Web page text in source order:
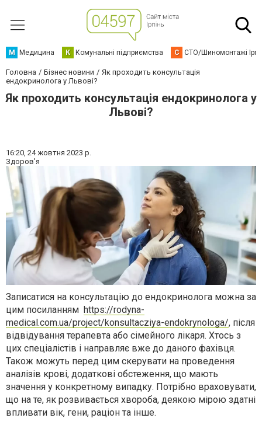
М Медицина К Комунальні підприємства С СТО/Шиномонтажі
Головна Бізнес новини
Як проходить консультація
ендокринолога у Львові?
Як проходить консультація ендокринолога у
Львові?
16:20, 24 жовтня 2023 р.
Здоров'я
Записатися на консультацію до ендокринолога можна за
цим посиланням https://rodyna-
medical.com.ua/project/konsultacziya-endokrynologa/, після
відвідування терапевта або сімейного лікаря. Хтось з
цих спеціалістів і направляє вже до даного фахівця.
Також можуть перед цим скерувати на проведення
аналізів крові, додаткові обстеження, що мають
значення у конкретному випадку. Потрібно враховувати,
що на те, як розвивається хвороба, деякою мірою здатні
впливати вік, гени, раціон та інше.